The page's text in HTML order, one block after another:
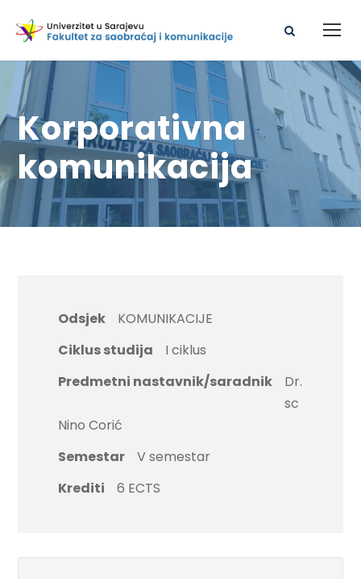
Korporativna
komunikacija
Odsjek
KOMUNIKACIJE
Ciklus studija
I ciklus
Predmetni nastavnik/saradnik
Dr.
sc
Nino Corić
Semestar
V semestar
Krediti
6 ECTS